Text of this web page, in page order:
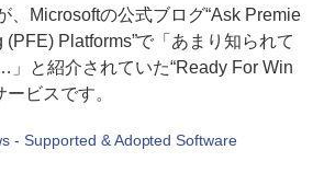
Microsoftの公式ブログ“Ask Premie
Platforms”で「あまり知られて
と紹介されていた“Ready For Win
ビスです。
- Supported & Adopted Software